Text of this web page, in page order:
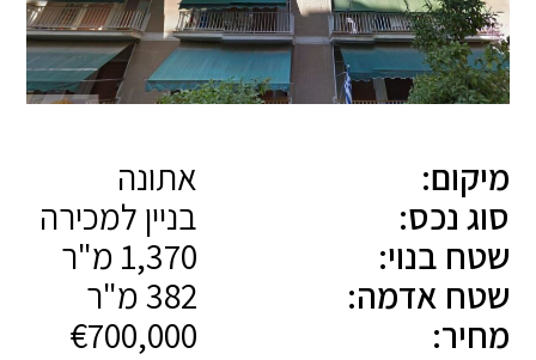
מיקום:
אתונה
סוג נכס:
בניין למכירה
שטח בנוי:
שטח אדמה:
מחיר: